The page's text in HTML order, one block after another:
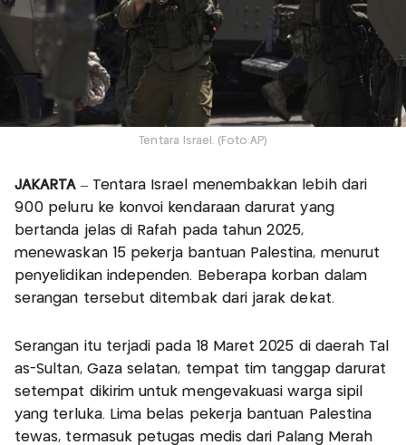
Tentara Israel. (Foto:AP)
JAKARTA– Tentara Israel menembakkan lebih dari
900 peluru ke konvoi kendaraan darurat yang
bertanda jelas di Rafah pada tahun 2025,
menewaskan 15 pekerja bantuan Palestina, menurut
penyelidikan independen. Beberapa korban dalam
serangan tersebut ditembak dari jarak dekat.
Serangan itu terjadi pada 18 Maret 2025 di daerah Tal
as-Sultan, Gaza selatan, tempat tim tanggap darurat
setempat dikirim untuk mengevakuasi warga sipil
yang terluka. Lima belas pekerja bantuan Palestina
tewas, termasuk petugas medis dari Palang Merah